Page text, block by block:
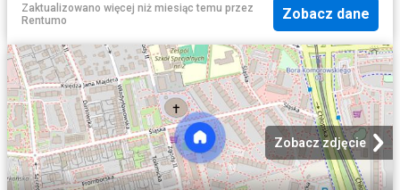
Zaktualizowano więcej niż miesiąc temu przez
Rentumo
Zobacz dane
Zobacz zdjęcie